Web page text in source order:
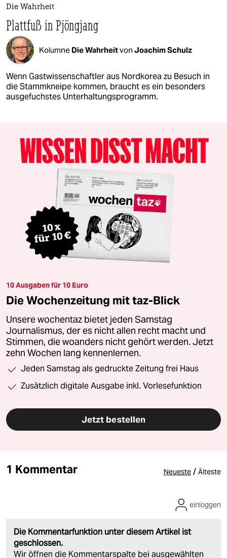
Die Wahrheit
Plattfuß in Pjöngjang
Kolumne Die Wahrheitvon Joachim Schulz
Wenn Gastwissenschaftler aus Nordkorea zu Besuch in
die Stammkneipe kommen, braucht es ein besonders
ausgefuchstes Unterhaltungsprogramm.
10 Ausgaben für 10 Euro
Die Wochenzeitung mit taz-Blick
Unsere wochentaz bietet jeden Samstag
Journalismus, der es nicht allen recht macht und
Stimmen, die woanders nicht gehört werden. Jetzt
zehn Wochen lang kennenlernen.
Jeden Samstag als gedruckte Zeitung frei Haus
Zusätzlich digitale Ausgabe inkl. Vorlesefunktion
Jetzt bestellen
1 Kommentar Neueste / Älteste
Die Kommentarfunktion unter diesem Artikel ist
geschlossen.
Wir öffnen die Kommentarspalte bei ausgewählten
einloggen